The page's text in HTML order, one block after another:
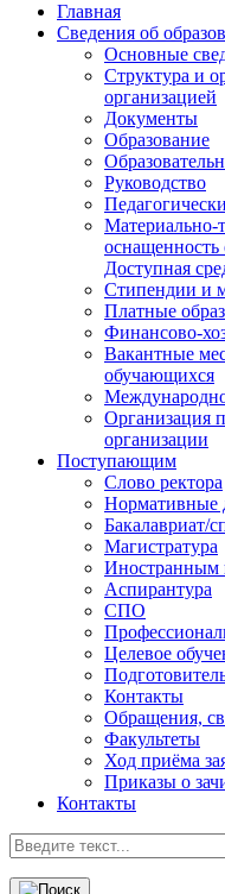
Главная
Сведения об
Основные
Структура и
организацией
Документы
Образование
Руководство
Материально-
оснащенность
Доступная
Стипендии и
Платные
Финансово-
Вакантные
обучающихся
Организация
организации
Поступающим
Слово ректора
Нормативные
Бакалавриат/
Магистратура
Аспирантура
СПО
Целевое
Контакты
Обращения,
Факультеты
Ход приёма
Приказы о
Контакты